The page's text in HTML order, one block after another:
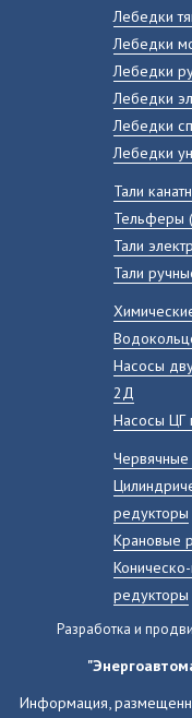
Лебедки
Лебедки
Лебедки
Лебедки
Лебедки
Лебедки
Тали
Тельферы
Тали
Тали
Насосы
2Д
Насосы ЦГ
редукторы
Крановые
редукторы
Разработка и
Информация,